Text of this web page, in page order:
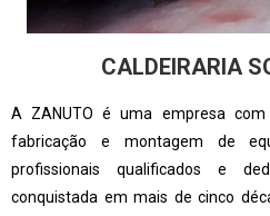
CALDEIRARIA
A ZANUTO é uma empresa com
fabricação e montagem de
profissionais qualificados e
conquistada em mais de cinco